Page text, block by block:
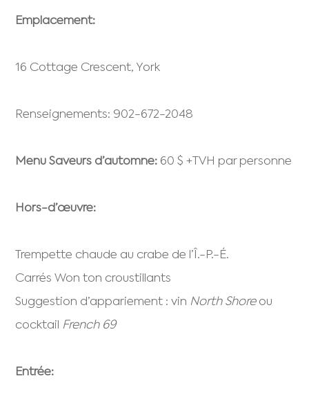
Emplacement:
16 Cottage Crescent, York
Renseignements: 902-672-2048
Menu Saveurs d’automne: 60 $ +TVH par personne
Hors-d’œuvre:
Trempette chaude au crabe de l’Î.-P.-É.
Carrés Won ton croustillants
Suggestion d’appariement : vin North Shoreou
cocktail French 69
Entrée: